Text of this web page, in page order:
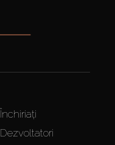
Închiriați
Dezvoltatori